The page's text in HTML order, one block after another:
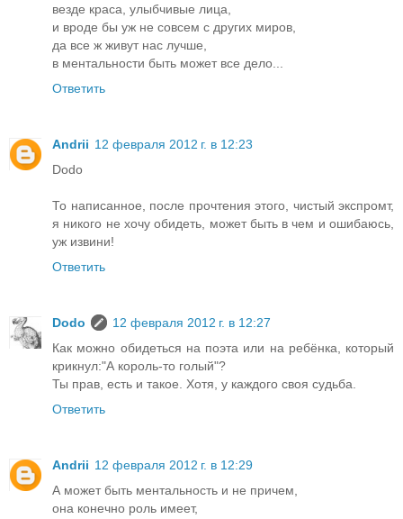
везде краса, улыбчивые лица,
и вроде бы уж не совсем с других миров,
да все ж живут нас лучше,
в ментальности быть может все дело...
Ответить
Andrii 12 февраля 2012 г. в 12:23
Dodo
То написанное, после прочтения этого, чистый экспромт,
я никого не хочу обидеть, может быть в чем и ошибаюсь,
уж извини!
Ответить
Dodo
12 февраля 2012 г. в 12:27
Как можно обидеться на поэта или на ребёнка, который
крикнул:"А король-то голый"?
Ты прав, есть и такое. Хотя, у каждого своя судьба.
Ответить
Andrii 12 февраля 2012 г. в 12:29
А может быть ментальность и не причем,
она конечно роль имеет,